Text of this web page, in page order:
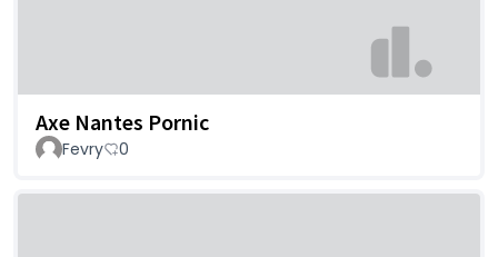
Axe Nantes Pornic
Fevry 0